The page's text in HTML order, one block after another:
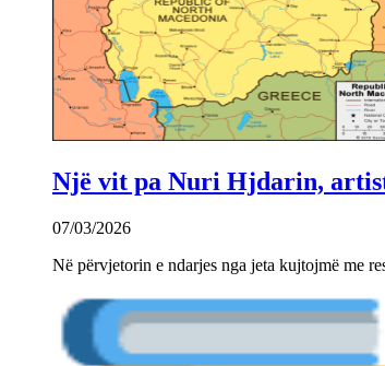
Një vit pa Nuri Hjdarin,
07/03/2026
Në përvjetorin e ndarjes nga jeta kujtojmë me